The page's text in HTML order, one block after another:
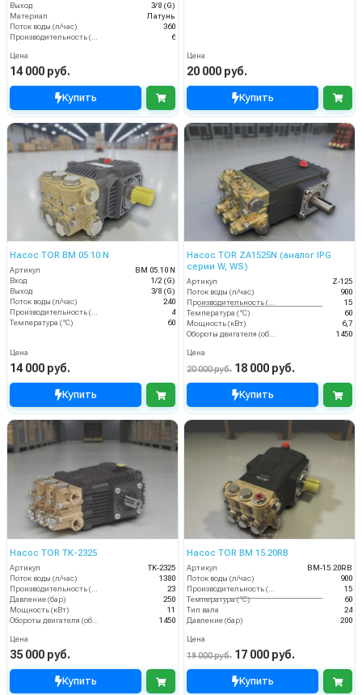
Выход
3/8 (G)
Материал
Латунь
Поток воды (л/час)
360
6
Цена
14 000 руб.
Купить
Цена
20 000 руб.
Купить
Насос TOR BM 05.10 N
Артикул
BM 05.10 N
Вход
1/2 (G)
Выход
3/8 (G)
Поток воды (л/час)
240
Производительность (л/мин)
4
Температура (°C)
60
Цена
14 000 руб.
Купить
Насос TOR ZA1525N (аналог IPG
серии W, WS)
Артикул
Z-125
Поток воды (л/час)
900
Производительность (л/мин)
15
Температура (°C)
60
Мощность (кВт)
6,7
Обороты двигателя (об/мин)
1450
Цена
20 000 руб. 18 000 руб.
Купить
Насос TOR TK-2325
Артикул
TK-2325
Поток воды (л/час)
1380
Производительность (л/мин)
23
Давление (бар)
250
Мощность (кВт)
11
Обороты двигателя (об/мин)
1450
Цена
35 000 руб.
Купить
Насос TOR BM 15.20RB
Артикул
BM-15.20RB
Поток воды (л/час)
900
Производительность (л/мин)
15
Температура (°C)
60
Тип вала
24
Давление (бар)
200
Цена
19 000 руб. 17 000 руб.
Купить